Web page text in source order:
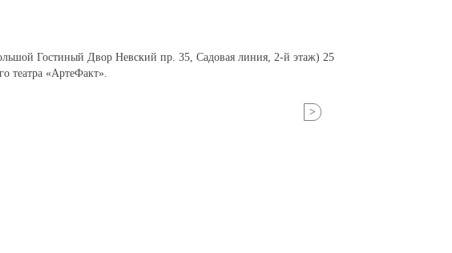
Гостиный Двор Невский пр. 35, Садовая линия, 2-й этаж) 25
театра «АртеФакт».
>